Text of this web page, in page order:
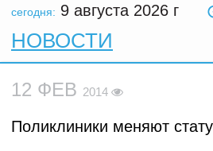
сегодня: 9 августа 2026 г
НОВОСТИ
12 ФЕВ 2014
Поликлиники меняют